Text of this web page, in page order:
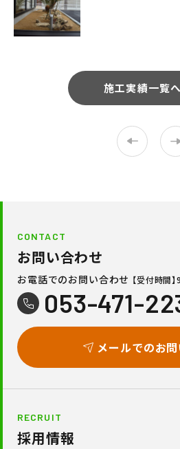
施工実績一覧
CONTACT
お問い合わせ
お電話でのお問い合わせ 【受付時間
053-471-
メールでのお
RECRUIT
採用情報